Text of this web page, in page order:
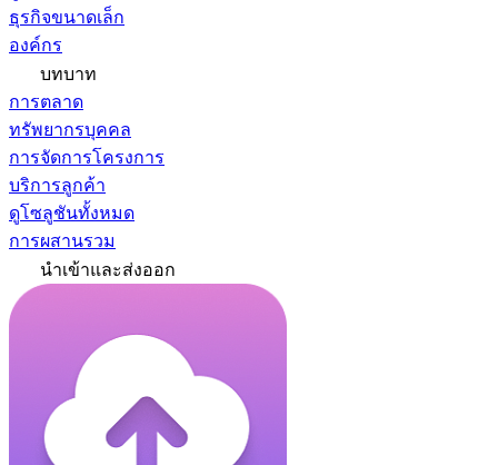
ธุรกิจขนาดเล็ก
องค์กร
บทบาท
การตลาด
ทรัพยากรบุคคล
การจัดการโครงการ
บริการลูกค้า
ดูโซลูชันทั้งหมด
การผสานรวม
นำเข้าและส่งออก